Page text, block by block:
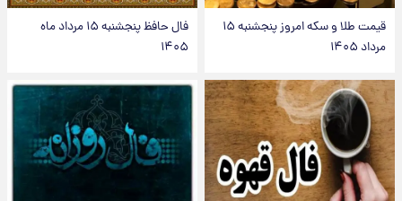
قیمت طلا و سکه امروز پنجشنبه ۱۵
مرداد ۱۴۰۵
فال حافظ پنجشنبه ۱۵ مرداد ماه
۱۴۰۵